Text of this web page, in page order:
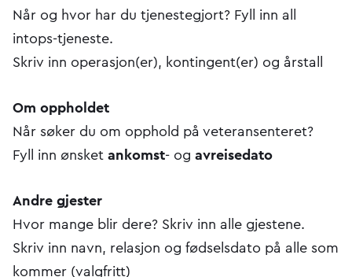
Når og hvor har du tjenestegjort? Fyll inn all
intops-tjeneste.
Skriv inn operasjon(er), kontingent(er) og årstall
Om oppholdet
Når søker du om opphold på veteransenteret?
Fyll inn ønsket ankomst- og avreisedato
Andre gjester
Hvor mange blir dere? Skriv inn alle gjestene.
Skriv inn navn, relasjon og fødselsdato på alle som
kommer (valgfritt)